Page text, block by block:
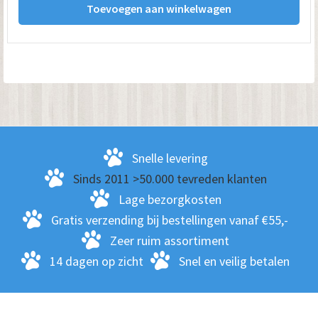
Toevoegen aan winkelwagen
Snelle levering
Sinds 2011 >50.000 tevreden klanten
Lage bezorgkosten
Gratis verzending bij bestellingen vanaf €55,-
Zeer ruim assortiment
14 dagen op zicht
Snel en veilig betalen